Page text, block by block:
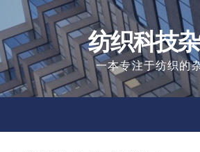
to
content
纺织科技
一本专注于纺织的